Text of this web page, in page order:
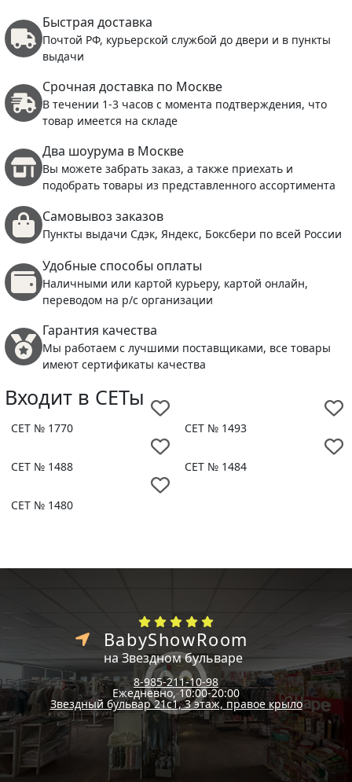
Быстрая доставка
Почтой РФ, курьерской службой до двери и в пункты
выдачи
Срочная доставка по Москве
В течении 1-3 часов с момента подтверждения, что
товар имеется на складе
Два шоурума в Москве
Вы можете забрать заказ, а также приехать и
подобрать товары из представленного ассортимента
Самовывоз заказов
Пункты выдачи Сдэк, Яндекс, Боксбери по всей России
Удобные способы оплаты
Наличными или картой курьеру, картой онлайн,
переводом на р/с организации
Гарантия качества
Мы работаем с лучшими поставщиками, все товары
имеют сертификаты качества
Входит в СЕТы
СЕТ № 1770 СЕТ № 1493
СЕТ № 1488 СЕТ № 1484
СЕТ № 1480
BabyShowRoom
на Звездном бульваре
8-985-211-10-98
Ежедневно, 10:00-20:00
Звездный бульвар 21с1, 3 этаж, правое крыло